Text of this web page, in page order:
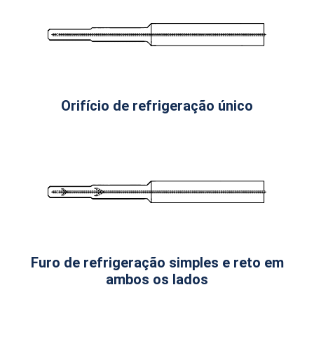
Orifício de refrigeração único
Furo de refrigeração simples e reto em
ambos os lados